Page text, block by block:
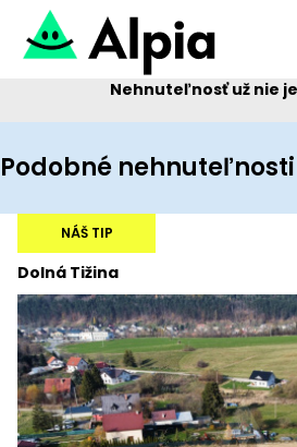
Nehnuteľnosť už nie
Podobné nehnuteľnosti
Dolná Tižina
NÁŠ TIP